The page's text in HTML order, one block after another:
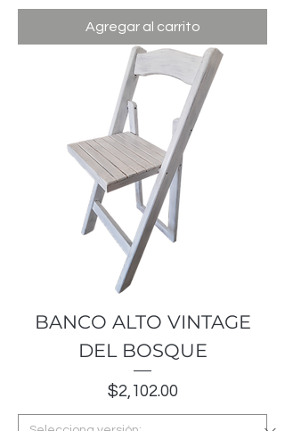
Agregar al carrito
BANCO ALTO VINTAGE
DEL BOSQUE
Precio
$2,102.00